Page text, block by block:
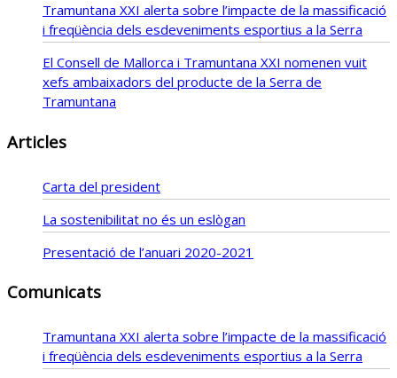
Tramuntana XXI alerta sobre l’impacte de la massificació
i freqüència dels esdeveniments esportius a la Serra
El Consell de Mallorca i Tramuntana XXI nomenen vuit
xefs ambaixadors del producte de la Serra de
Tramuntana
Articles
Carta del president
La sostenibilitat no és un eslògan
Presentació de l’anuari 2020-2021
Comunicats
Tramuntana XXI alerta sobre l’impacte de la massificació
i freqüència dels esdeveniments esportius a la Serra